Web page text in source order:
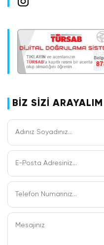
Metropolitana
Rivera’nın Meksika
resimlerinin
Hükümet Sarayı
ışık tutan Meksika
barındıran müzenin
dünyaca ünlü ve
otelimize dönüyoruz.
Öğleden sonra
gerçekleştiriyoruz.
– (85 Euro )
BİZ SİZİ ARAYALIM